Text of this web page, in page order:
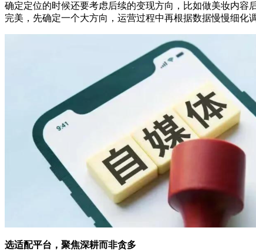
确定定位的时候还要考虑后续的变现方向，比如做美妆内
完美，先确定一个大方向，运营过程中再根据数据慢慢细化调
选适配平台，聚焦深耕而非贪多